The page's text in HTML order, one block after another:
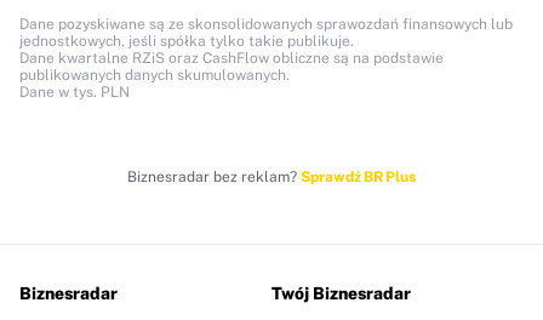
Dane pozyskiwane są ze skonsolidowanych sprawozdań finansowych lub
jednostkowych, jeśli spółka tylko takie publikuje.
Dane kwartalne RZiS oraz CashFlow obliczne są na podstawie
publikowanych danych skumulowanych.
Dane w tys. PLN
Biznesradar bez reklam? Sprawdź BR Plus
Biznesradar Twój Biznesradar